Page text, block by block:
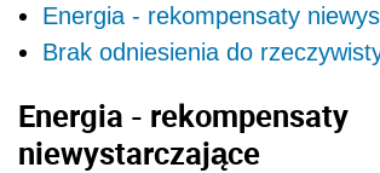
Energia - rekompensaty
Brak odniesienia do
Energia - rekompensaty
niewystarczające